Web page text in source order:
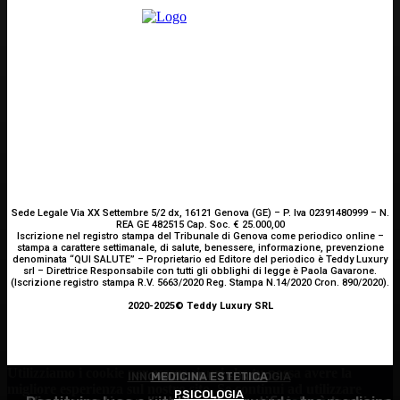
INNOVAZIONE E TECNOLOGIA
MEDICINA ESTETICA
PSICOLOGIA
Sede Legale Via XX Settembre 5/2 dx, 16121 Genova (GE) – P. Iva 02391480999 – N.
REA GE 482515 Cap. Soc. € 25.000,00
Iscrizione nel registro stampa del Tribunale di Genova come periodico online –
stampa a carattere settimanale, di salute, benessere, informazione, prevenzione
denominata “QUI SALUTE” – Proprietario ed Editore del periodico è Teddy Luxury
srl – Direttrice Responsabile con tutti gli obblighi di legge è Paola Gavarone.
(Iscrizione registro stampa R.V. 5663/2020 Reg. Stampa N.14/2020 Cron. 890/2020).
2020-2025© Teddy Luxury SRL
Utilizziamo i cookie per essere sicuri che tu possa avere la
migliore esperienza sul nostro sito. Se continui ad utilizzare